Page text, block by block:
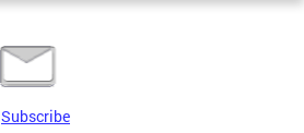
Subscribe